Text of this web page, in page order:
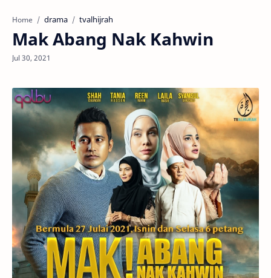
Home drama tvalhijrah
Mak Abang Nak Kahwin